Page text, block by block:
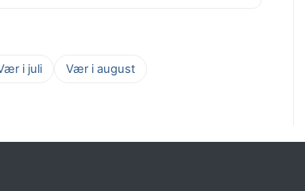
i juli
Vær i august